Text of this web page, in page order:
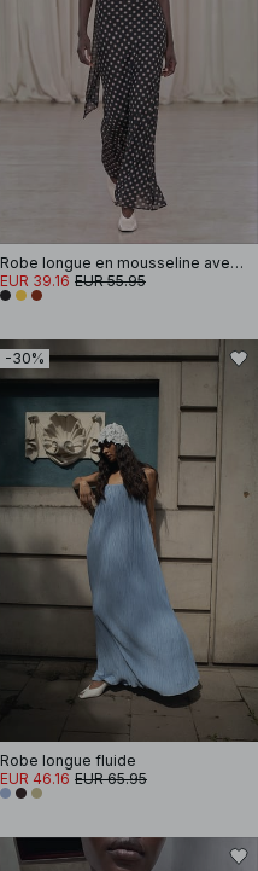
Robe longue en mousseline avec écharpe effet cascade
EUR 39.16 EUR 55.95
-30%
Robe longue fluide
EUR 46.16 EUR 65.95